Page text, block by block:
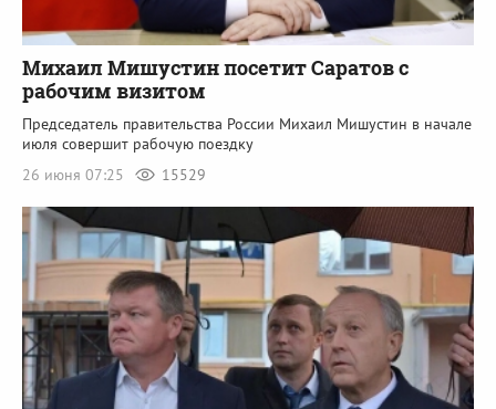
Михаил Мишустин посетит Саратов с
рабочим визитом
Председатель правительства России Михаил Мишустин в начале
июля совершит рабочую поездку
26 июня 07:25
15529